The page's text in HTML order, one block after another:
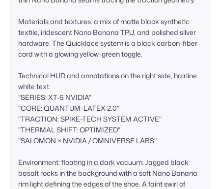
Materials and textures: a mix of matte black synthetic
textile, iridescent Nano Banana TPU, and polished silver
hardware. The Quicklace system is a black carbon-fiber
cord with a glowing yellow-green toggle.
Technical HUD and annotations on the right side, hairline
white text:
"SERIES: XT-6 NVIDIA"
"CORE: QUANTUM-LATEX 2.0"
"TRACTION: SPIKE-TECH SYSTEM ACTIVE"
"THERMAL SHIFT: OPTIMIZED"
"SALOMON × NVIDIA / OMNIVERSE LABS"
Environment: floating in a dark vacuum. Jagged black
basalt rocks in the background with a soft Nano Banana
rim light defining the edges of the shoe. A faint swirl of